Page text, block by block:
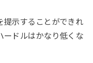
提示することができれ
ードルはかなり低くな